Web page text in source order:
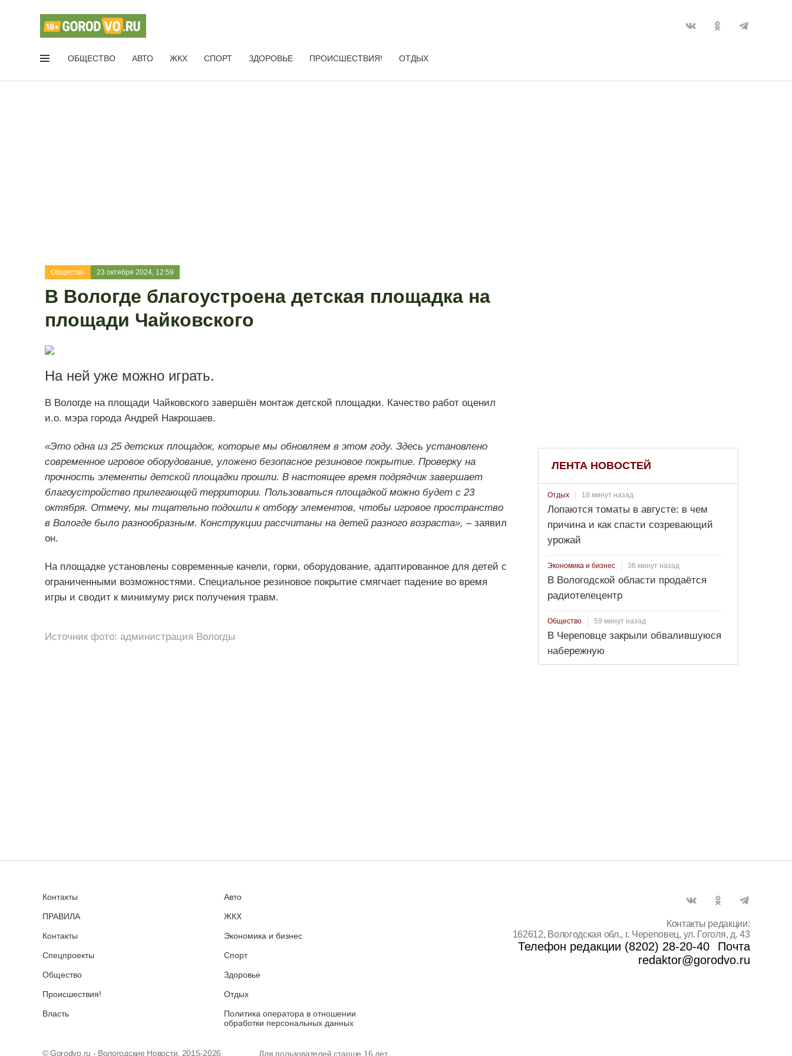
ОБЩЕСТВО АВТО ЖКХ СПОРТ ЗДОРОВЬЕ ПРОИСШЕСТВИЯ! ОТДЫХ
Общество 23 октября 2024, 12:59
В Вологде благоустроена детская площадка на
площади Чайковского
На ней уже можно играть.
В Вологде на площади Чайковского завершён монтаж детской площадки. Качество работ оценил
и.о. мэра города Андрей Накрошаев.
«Это одна из 25 детских площадок, которые мы обновляем в этом году. Здесь установлено
современное игровое оборудование, уложено безопасное резиновое покрытие. Проверку на
прочность элементы детской площадки прошли. В настоящее время подрядчик завершает
благоустройство прилегающей территории. Пользоваться площадкой можно будет с 23
октября. Отмечу, мы тщательно подошли к отбору элементов, чтобы игровое пространство
в Вологде было разнообразным. Конструкции рассчитаны на детей разного возраста», –заявил
он.
На площадке установлены современные качели, горки, оборудование, адаптированное для детей с
ограниченными возможностями. Специальное резиновое покрытие смягчает падение во время
игры и сводит к минимуму риск получения травм.
Источник фото: администрация Вологды
ЛЕНТА НОВОСТЕЙ
Отдых 18 минут назад
Лопаются томаты в августе: в чем
причина и как спасти созревающий
урожай
Экономика и бизнес 36 минут назад
В Вологодской области продаётся
радиотелецентр
Общество 59 минут назад
В Череповце закрыли обвалившуюся
набережную
Контакты
ПРАВИЛА
Контакты
Спецпроекты
Общество
Происшествия!
Власть
Авто
ЖКХ
Экономика и бизнес
Спорт
Здоровье
Отдых
Политика оператора в отношении
обработки персональных данных
Контакты редакции:
162612, Вологодская обл., г. Череповец, ул. Гоголя, д. 43
Телефон редакции (8202) 28-20-40
Почта
redaktor@gorodvo.ru
© Gorodvo.ru - Вологодские Новости, 2015-2026 Для пользователей старше 16 лет